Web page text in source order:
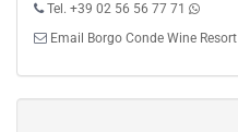
Tel. +39 02 56 56 77 71
Email Borgo Conde Wine Resort